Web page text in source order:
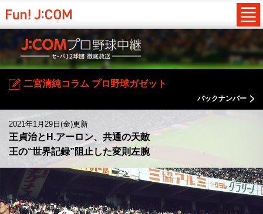
二宮清純コラム プロ野球ガゼット
バックナンバー
2021年1月29日(金)更新
王貞治とH.アーロン、共通の天敵
王の“世界記録”阻止した変則左腕